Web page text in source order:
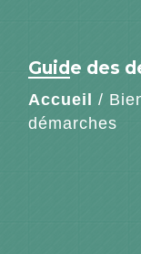
Guide des
Accueil /
démarches